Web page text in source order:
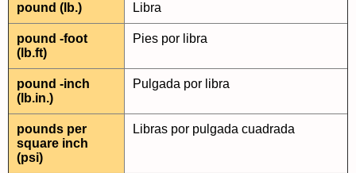
pound (lb.) Libra
pound -foot
(lb.ft)
Pies por libra
pound -inch
(lb.in.)
Pulgada por libra
pounds per
square inch
(psi)
Libras por pulgada cuadrada